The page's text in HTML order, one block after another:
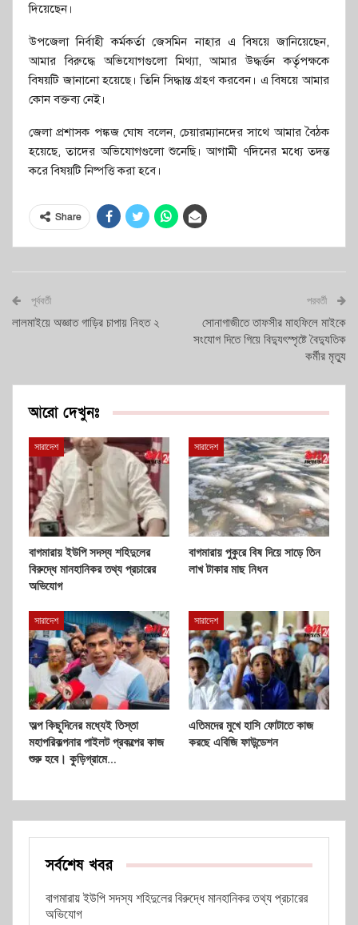
দিয়েছেন।
উপজেলা নির্বাহী কর্মকর্তা জেসমিন নাহার এ বিষয়ে জানিয়েছেন,
আমার বিরুদ্ধে অভিযোগগুলো মিথ্যা, আমার উদ্ধর্ত্তন কর্তৃপক্ষকে
বিষয়টি জানানো হয়েছে। তিনি সিদ্ধান্ত গ্রহণ করবেন। এ বিষয়ে আমার
কোন বক্তব্য নেই।
জেলা প্রশাসক পঙ্কজ ঘোষ বলেন, চেয়ারম্যানদের সাথে আমার বৈঠক
হয়েছে, তাদের অভিযোগগুলো শুনেছি। আগামী ৭দিনের মধ্যে তদন্ত
করে বিষয়টি নিষ্পত্তি করা হবে।
Share
পূর্ববর্তী
লালমাইয়ে অজ্ঞাত গাড়ির চাপায় নিহত ২
পরবর্তী
সোনাগাজীতে তাফসীর মাহফিলে মাইকে
সংযোগ দিতে গিয়ে বিদ্যুৎস্পৃষ্টে বৈদ্যুতিক
কর্মীর মৃত্যু
আরো দেখুনঃ
সারাদেশ
বাগমারায় ইউপি সদস্য শহিদুলের
বিরুদ্ধে মানহানিকর তথ্য প্রচারের
অভিযোগ
সারাদেশ
বাগমারায় পুকুরে বিষ দিয়ে সাড়ে তিন
লাখ টাকার মাছ নিধন
সারাদেশ
অল্প কিছুদিনের মধ্যেই তিস্তা
মহাপরিকল্পনার পাইলট প্রকল্পের কাজ
শুরু হবে। কুড়িগ্রামে…
সারাদেশ
এতিমদের মুখে হাসি ফোটাতে কাজ
করছে এবিজি ফাউন্ডেশন
সর্বশেষ খবর
বাগমারায় ইউপি সদস্য শহিদুলের বিরুদ্ধে মানহানিকর তথ্য প্রচারের
অভিযোগ